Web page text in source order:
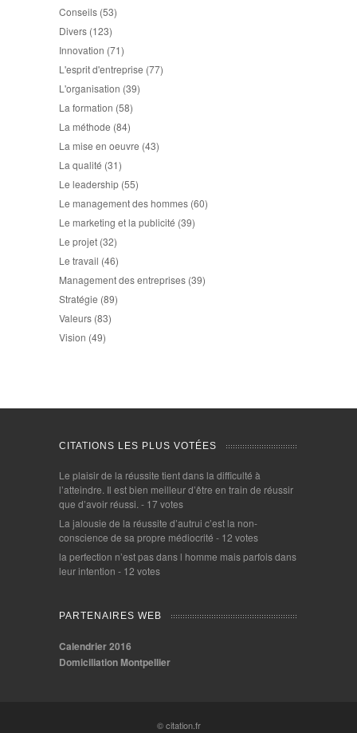
Conseils (53)
Divers (123)
Innovation (71)
L'esprit d'entreprise (77)
L'organisation (39)
La formation (58)
La méthode (84)
La mise en oeuvre (43)
La qualité (31)
Le leadership (55)
Le management des hommes (60)
Le marketing et la publicité (39)
Le projet (32)
Le travail (46)
Management des entreprises (39)
Stratégie (89)
Valeurs (83)
Vision (49)
CITATIONS LES PLUS VOTÉES
Le plaisir de la réussite tient dans la difficulté à
l’atteindre. Il est bien meilleur d’être en train de réussir
que d’avoir réussi. - 17 votes
La jalousie de la réussite d’autrui c’est la non-
conscience de sa propre médiocrité - 12 votes
la perfection n’est pas dans l homme mais parfois dans
leur intention - 12 votes
PARTENAIRES WEB
Calendrier 2016
Domiciliation Montpellier
© citation.fr